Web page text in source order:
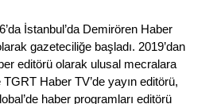
İstanbul’da Demirören Haber
gazeteciliğe başladı. 2019’dan
editörü olarak ulusal mecralara
TGRT Haber TV’de yayın editörü,
haber programları editörü